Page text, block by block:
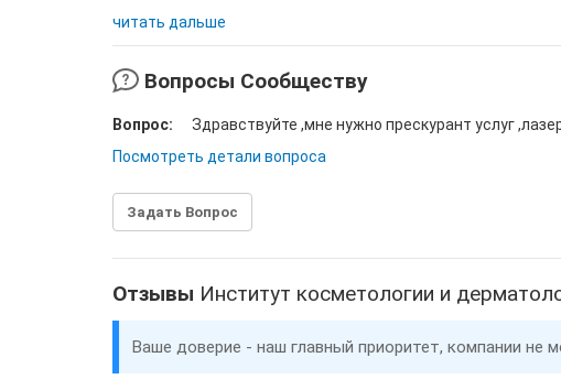
читать дальше
Вопросы Сообществу
Вопрос:
Здравствуйте ,мне нужно прескурант услуг
Посмотреть детали вопроса
Задать Вопрос
Отзывы Институт косметологии и
Ваше доверие - наш главный приоритет, компании не